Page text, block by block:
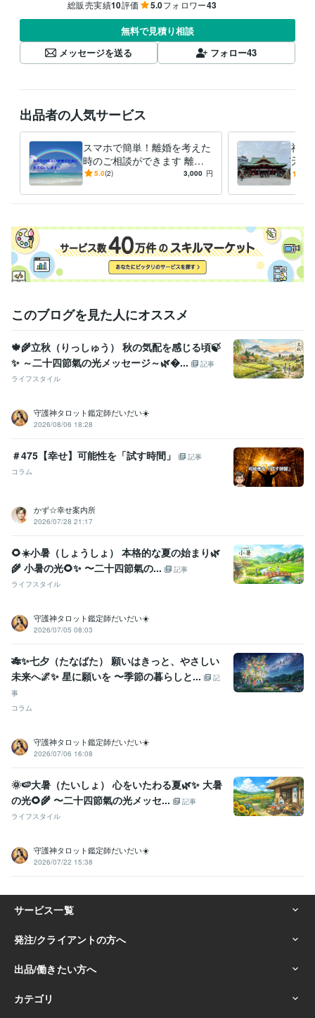
総販売実績10評価 5.0フォロワー43
無料で見積り相談
メッセージを送る
フォロー43
出品者の人気サービス
スマホで簡単！離婚を考えた
時のご相談ができます 離婚
裁判まで行った経験者が、丁
5.0(2) 3,000 円
神田
天神
業、
す。
このブログを見た人にオススメ
🍁🌾立秋（りっしゅう） 秋の気配を感じる頃🍃
✨ ～二十四節氣の光メッセージ～🌿...
記事
ライフスタイル
守護神タロット鑑定師だいだい☀️
2026/08/06 18:28
＃475【幸せ】可能性を「試す時間」
記事
コラム
かず☆幸せ案内所
2026/07/28 21:17
🌻☀️小暑（しょうしょ） 本格的な夏の始まり🌿
🌾 小暑の光🌻✨️ 〜二十四節氣の...
記事
ライフスタイル
守護神タロット鑑定師だいだい☀️
2026/07/05 08:03
🎋✨七夕（たなばた） 願いはきっと、やさしい
未来へ🌌✨ 星に願いを 〜季節の暮らしと...
記
事
コラム
守護神タロット鑑定師だいだい☀️
2026/07/06 16:08
🌞🍉大暑（たいしょ） 心をいたわる夏🌿✨ 大暑
の光🌻🌾 〜二十四節氣の光メッセ...
記事
ライフスタイル
守護神タロット鑑定師だいだい☀️
2026/07/22 15:38